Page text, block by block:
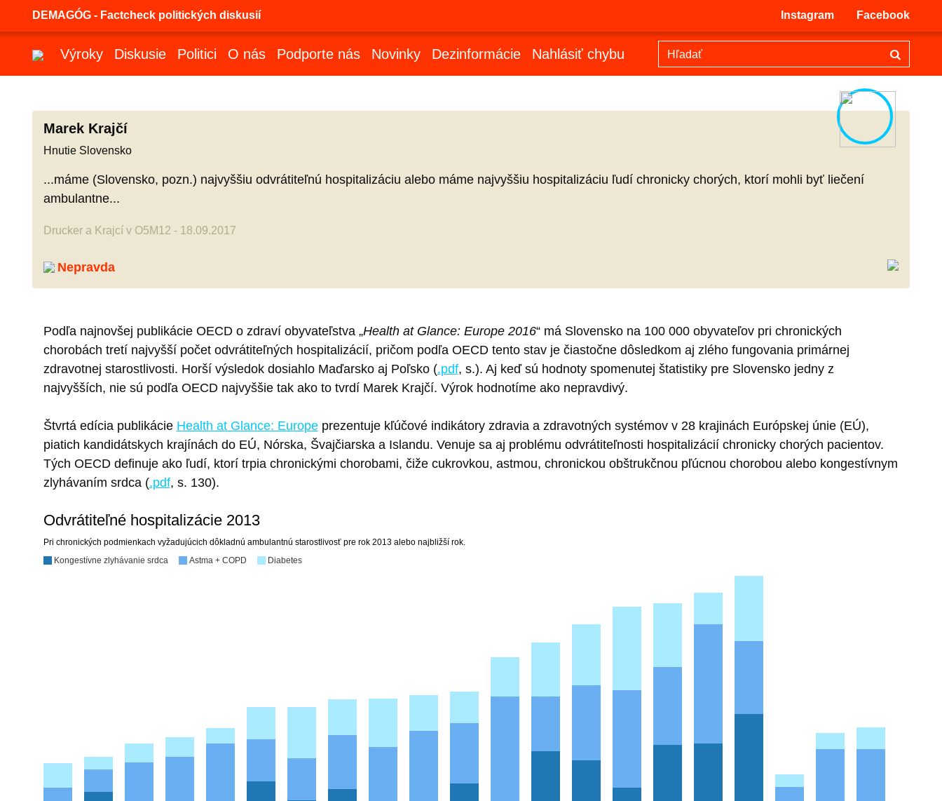
DEMAGÓG - Factcheck politických diskusií Instagram Facebook
Výroky Diskusie Politici O nás Podporte nás Novinky Dezinformácie Nahlásiť chybu
Marek Krajčí
Hnutie Slovensko
...máme (Slovensko, pozn.) najvyššiu odvrátiteľnú hospitalizáciu alebo máme najvyššiu hospitalizáciu ľudí chronicky chorých, ktorí mohli byť liečení
ambulantne...
Drucker a Krajcí v O5M12 - 18.09.2017
Nepravda
Podľa najnovšej publikácie OECD o zdraví obyvateľstva „Health at Glance: Europe 2016“ má Slovensko na 100 000 obyvateľov pri chronických
chorobách tretí najvyšší počet odvrátiteľných hospitalizácií, pričom podľa OECD tento stav je čiastočne dôsledkom aj zlého fungovania primárnej
zdravotnej starostlivosti. Horší výsledok dosiahlo Maďarsko aj Poľsko (.pdf, s.). Aj keď sú hodnoty spomenutej štatistiky pre Slovensko jedny z
najvyšších, nie sú podľa OECD najvyššie tak ako to tvrdí Marek Krajčí. Výrok hodnotíme ako nepravdivý.
Štvrtá edícia publikácie Health at Glance: Europeprezentuje kľúčové indikátory zdravia a zdravotných systémov v 28 krajinách Európskej únie (EÚ),
piatich kandidátskych krajínách do EÚ, Nórska, Švajčiarska a Islandu. Venuje sa aj problému odvrátiteľnosti hospitalizácií chronicky chorých pacientov.
Tých OECD definuje ako ľudí, ktorí trpia chronickými chorobami, čiže cukrovkou, astmou, chronickou obštrukčnou pľúcnou chorobou alebo kongestívnym
zlyhávaním srdca (.pdf, s. 130).